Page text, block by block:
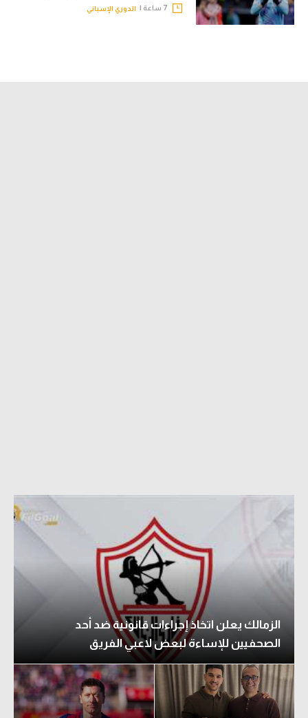
الدوري الإسباني
الزمالك يعلن اتخاذ إجراءات قانونية ضد أحد
الصحفيين للإساءة لبعض لاعبي الفريق